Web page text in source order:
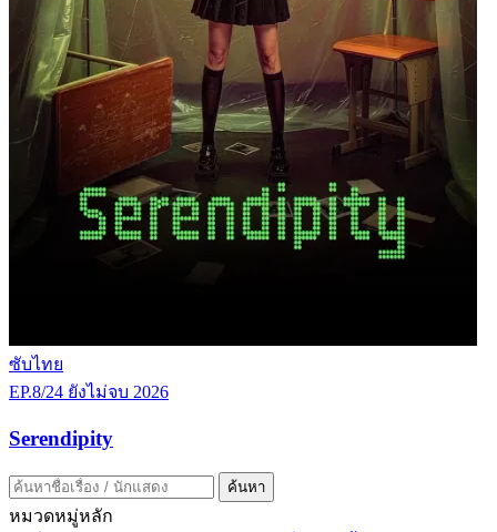
ซับไทย
EP.8/24 ยังไม่จบ 2026
Serendipity
ค้นหา
หมวดหมู่หลัก